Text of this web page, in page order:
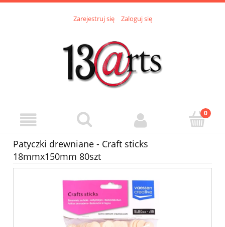
Zarejestruj się Zaloguj się
Patyczki drewniane - Craft sticks
18mmx150mm 80szt